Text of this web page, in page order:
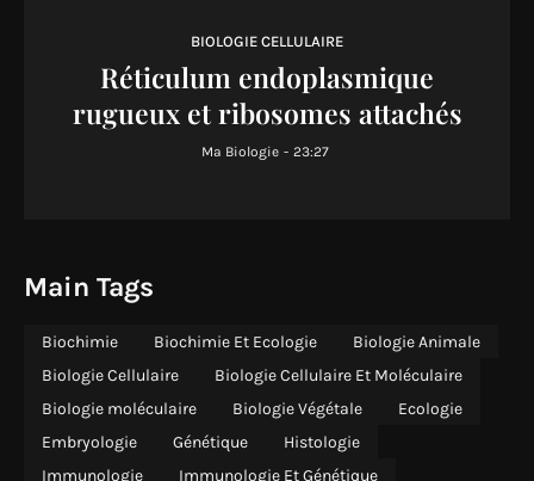
BIOLOGIE CELLULAIRE
Réticulum endoplasmique
rugueux et ribosomes attachés
Ma Biologie - 23:27
Main Tags
Biochimie Biochimie Et Ecologie
Biologie Animale
Biologie Cellulaire
Biologie Cellulaire Et Moléculaire
Biologie moléculaire
Biologie Végétale
Ecologie
Embryologie
Génétique
Histologie
Immunologie
Immunologie Et Génétique